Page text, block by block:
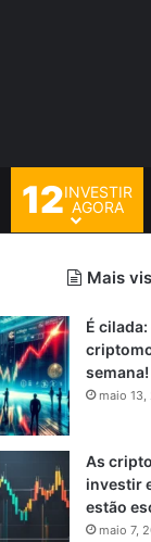
Procurar por
12INVESTIR
AGORA
Mais
É
semana!
maio 13,
As
investir
estão
maio 7,